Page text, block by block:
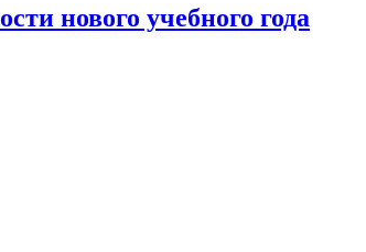
нового учебного года